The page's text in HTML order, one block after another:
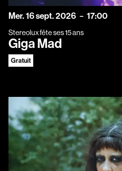
mercredi
Mer.16septembre
sept.2026 17:00
Stereolux fête ses 15 ans
Giga Mad
Gratuit